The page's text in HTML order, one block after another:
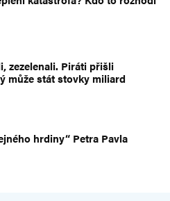
zezelenali. Piráti přišli
může stát stovky miliard
hrdiny“ Petra Pavla